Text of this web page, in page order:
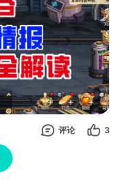
评论 3